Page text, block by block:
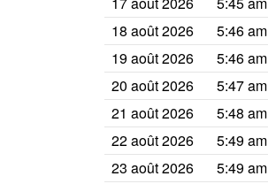
18 août 2026
5:46 am
19 août 2026
5:46 am
20 août 2026
5:47 am
21 août 2026
5:48 am
22 août 2026
5:49 am
23 août 2026
5:49 am